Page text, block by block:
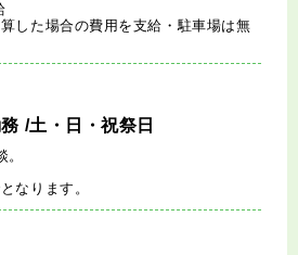
した場合の費用を支給・駐車場は無
/土・日・祝祭日
なります。